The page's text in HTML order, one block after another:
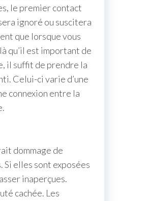
le premier contact
ignoré ou suscitera
que lorsque vous
qu’il est important de
il suffit de prendre la
Celui-ci varie d’une
connexion entre la
dommage de
elles sont exposées
inaperçues.
cachée. Les